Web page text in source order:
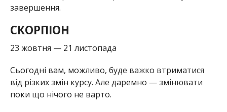
завершення.
СКОРПІОН
23 жовтня — 21 листопада
Сьогодні вам, можливо, буде важко втриматися
від різких змін курсу. Але даремно — змінювати
поки що нічого не варто.